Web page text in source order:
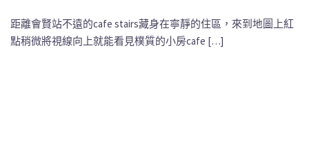
距離會賢站不遠的cafe stairs藏身在寧靜的住區，來到地圖上紅
點稍微將視線向上就能看見樸質的小房cafe […]